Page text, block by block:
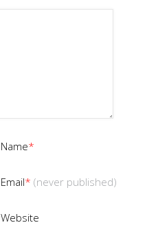
Name*
Email* (never published)
Website